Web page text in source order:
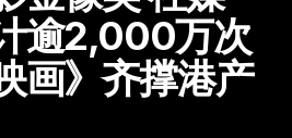
逾2,000万次
画》齐撑港产